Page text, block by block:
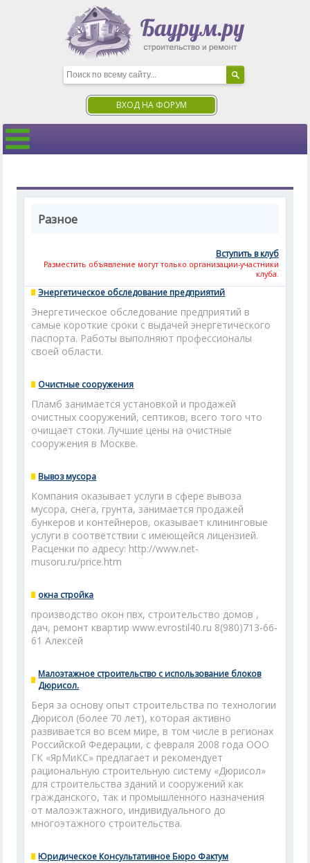
ВХОД НА ФОРУМ
Разное
Вступить в клуб
Разместить объявление могут только организации-участники
клуба.
Энергетическое обследование предприятий
Энергетическое обследование предприятий в
самые короткие сроки с выдачей энергетического
паспорта. Работы выполняют профессионалы
своей области.
Очистные сооружения
Пламб занимается установкой и продажей
очистных сооружений, септиков, всего того что
очищает стоки. Лучшие цены на очистные
сооружения в Москве.
Вывоз мусора
Компания оказывает услуги в сфере вывоза
мусора, снега, грунта, занимается продажей
бункеров и контейнеров, оказывает клининговые
услуги в соответствии с имеющейся лицензией.
Расценки по адресу: http://www.net-
musoru.ru/price.htm
окна стройка
производство окон пвх, строительство домов ,
дач, ремонт квартир www.evrostil40.ru 8(980)713-66-
61 Алексей
Малоэтажное строительство с использование блоков
Дюрисол.
Беря за основу опыт строительства по технологии
Дюрисол (более 70 лет), которая активно
развивается во всем мире, в том числе в регионах
Российской Федерации, с февраля 2008 года ООО
ГК «ЯрМиКС» предлагает и рекомендует
рациональную строительную систему «Дюрисол»
для строительства зданий и сооружений как
гражданского, так и промышленного назначения
от малоэжтажного, индивидуального до
многоэтажного строительства.
Юридическое Консультативное Бюро Фактум